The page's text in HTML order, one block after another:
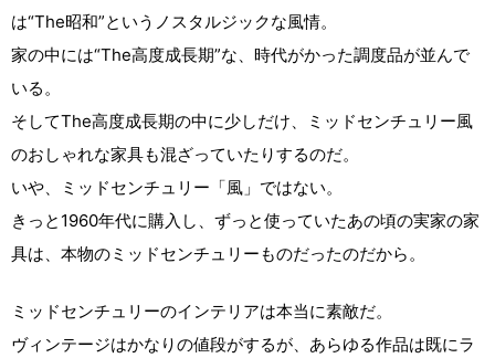
は“The昭和”というノスタルジックな風情。
家の中には“The高度成長期”な、時代がかった調度品が並んで
いる。
そしてThe高度成長期の中に少しだけ、ミッドセンチュリー風
のおしゃれな家具も混ざっていたりするのだ。
いや、ミッドセンチュリー「風」ではない。
きっと1960年代に購入し、ずっと使っていたあの頃の実家の家
具は、本物のミッドセンチュリーものだったのだから。
ミッドセンチュリーのインテリアは本当に素敵だ。
ヴィンテージはかなりの値段がするが、あらゆる作品は既にラ